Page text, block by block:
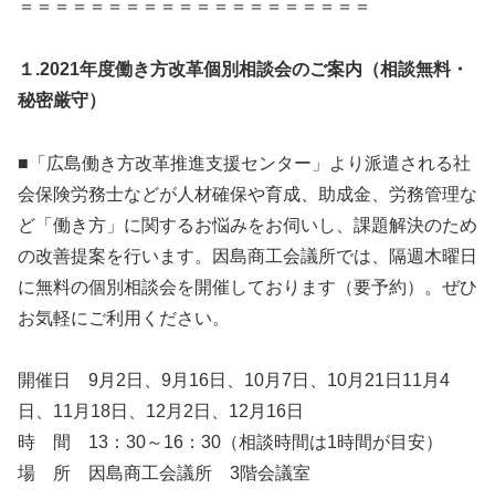
＝＝＝＝＝＝＝＝＝＝＝＝＝＝＝＝＝＝＝＝
１.2021年度働き方改革個別相談会のご案内（相談無料・
秘密厳守）
■「広島働き方改革推進支援センター」より派遣される社
会保険労務士などが人材確保や育成、助成金、労務管理な
ど「働き方」に関するお悩みをお伺いし、課題解決のため
の改善提案を行います。因島商工会議所では、隔週木曜日
に無料の個別相談会を開催しております（要予約）。ぜひ
お気軽にご利用ください。
開催日 9月2日、9月16日、10月7日、10月21日11月4
日、11月18日、12月2日、12月16日
時 間 13：30～16：30（相談時間は1時間が目安）
場 所 因島商工会議所 3階会議室